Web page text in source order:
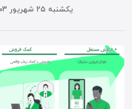
یکشنبه ۲۵ شهريور ۱۴۰۳